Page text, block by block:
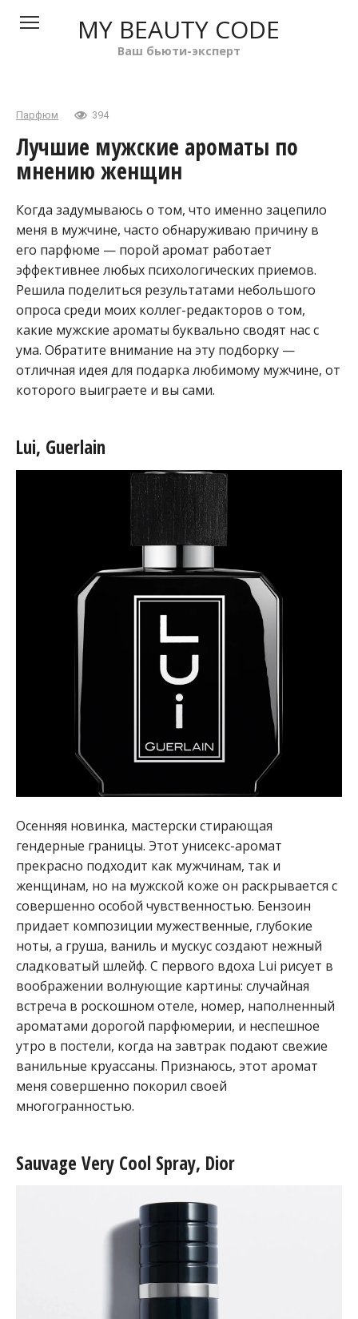
MY BEAUTY CODE
Ваш бьюти-эксперт
Парфюм 394
Лучшие мужские ароматы по
мнению женщин
Когда задумываюсь о том, что именно зацепило
меня в мужчине, часто обнаруживаю причину в
его парфюме — порой аромат работает
эффективнее любых психологических приемов.
Решила поделиться результатами небольшого
опроса среди моих коллег-редакторов о том,
какие мужские ароматы буквально сводят нас с
ума. Обратите внимание на эту подборку —
отличная идея для подарка любимому мужчине, от
которого выиграете и вы сами.
Lui, Guerlain
Осенняя новинка, мастерски стирающая
гендерные границы. Этот унисекс-аромат
прекрасно подходит как мужчинам, так и
женщинам, но на мужской коже он раскрывается с
совершенно особой чувственностью. Бензоин
придает композиции мужественные, глубокие
ноты, а груша, ваниль и мускус создают нежный
сладковатый шлейф. С первого вдоха Lui рисует в
воображении волнующие картины: случайная
встреча в роскошном отеле, номер, наполненный
ароматами дорогой парфюмерии, и неспешное
утро в постели, когда на завтрак подают свежие
ванильные круассаны. Признаюсь, этот аромат
меня совершенно покорил своей
многогранностью.
Sauvage Very Cool Spray, Dior